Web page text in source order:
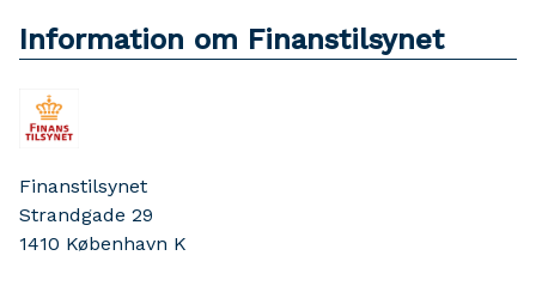
Information om Finanstilsynet
Finanstilsynet
Strandgade 29
1410 København K